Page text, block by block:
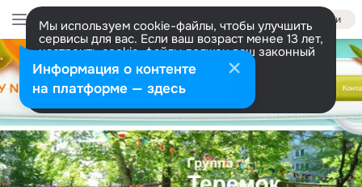
Войти
Мы используем cookie-файлы, чтобы улучшить
сервисы для вас. Если ваш возраст менее 13 лет,
настроить cookie-файлы должен ваш законный
представитель. Больше информации
Разрешить все Настроить
Информация о контенте
на платформе — здесь